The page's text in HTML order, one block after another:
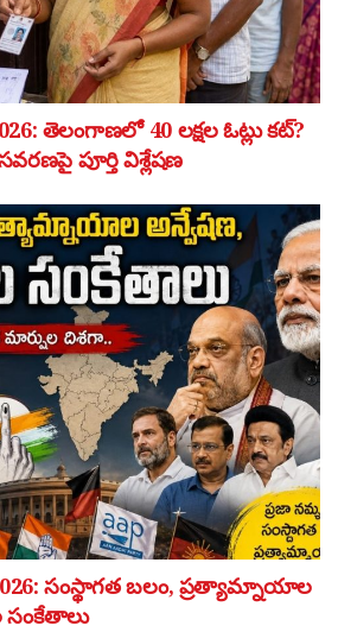
తెలంగాణలో 40 లక్షల ఓట్లు కట్?
పూర్తి విశ్లేషణ
సంస్థాగత బలం, ప్రత్యామ్నాయాల
సంకేతాలు